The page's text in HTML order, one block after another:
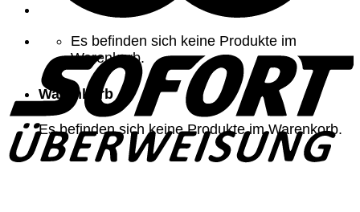
Es befinden sich keine Produkte im
Warenkorb.
Warenkorb
Es befinden sich keine Produkte im Warenkorb.